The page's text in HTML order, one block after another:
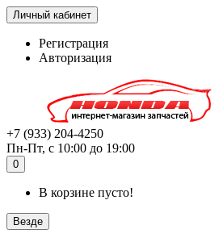
Личный кабинет
Регистрация
Авторизация
+7 (933) 204-4250
Пн-Пт, с 10:00 до 19:00
0
В корзине пусто!
Везде